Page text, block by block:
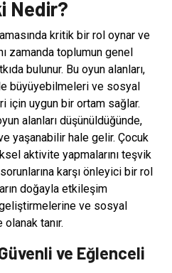
Nedir?
kritik bir rol oynar ve
zamanda toplumun genel
bulunur. Bu oyun alanları,
büyüyebilmeleri ve sosyal
uygun bir ortam sağlar.
alanları düşünüldüğünde,
yaşanabilir hale gelir. Çocuk
aktivite yapmalarını teşvik
karşı önleyici bir rol
doğayla etkileşim
geliştirmelerine ve sosyal
tanır.
ve Eğlenceli